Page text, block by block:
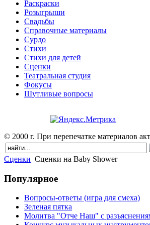
Раскраски
Розыгрыши
Свадьбы
Справочные материалы
Сурдо
Стихи
Стихи для детей
Сценки
Театральная студия
Фокусы
Шутливые вопросы
© 2000 г. При перепечатке материалов
Сценки Сценки на Baby Shower
Популярное
Вопросы-ответы (игра для смеха)
Зеленая пятка
Молитва "Отче Наш" с